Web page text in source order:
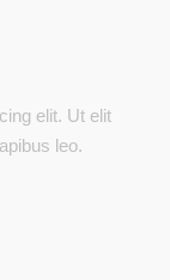
elit. Ut elit
leo.